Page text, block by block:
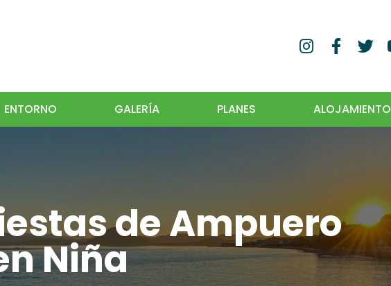
ENTORNO GALERÍA PLANES ALOJAMIENTO
de Ampuero
Niña